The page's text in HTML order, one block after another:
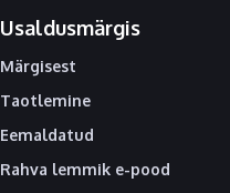
Usaldusmärgis
Märgisest
Taotlemine
Eemaldatud
Rahva lemmik e-pood